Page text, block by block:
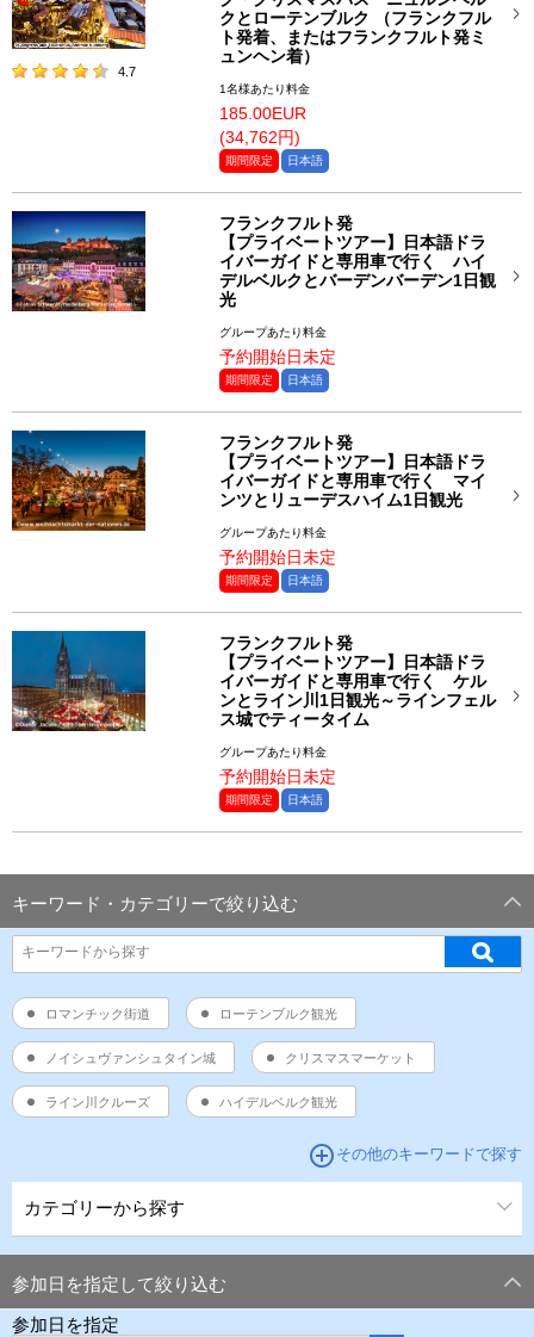
4.7
クとローテンブルク （フランクフル
ト発着、またはフランクフルト発ミ
ュンヘン着）
1名様あたり料金
185.00EUR
(34,762円)
期間限定 日本語
フランクフルト発
【プライベートツアー】日本語ドラ
イバーガイドと専用車で行く ハイ
デルベルクとバーデンバーデン1日観
光
グループあたり料金
予約開始日未定
期間限定 日本語
フランクフルト発
【プライベートツアー】日本語ドラ
イバーガイドと専用車で行く マイ
ンツとリューデスハイム1日観光
グループあたり料金
予約開始日未定
期間限定 日本語
フランクフルト発
【プライベートツアー】日本語ドラ
イバーガイドと専用車で行く ケル
ンとライン川1日観光～ラインフェル
ス城でティータイム
グループあたり料金
予約開始日未定
期間限定 日本語
キーワード・カテゴリーで絞り込む
ロマンチック街道 ローテンブルク観光
ノイシュヴァンシュタイン城 クリスマスマーケット
ライン川クルーズ ハイデルベルク観光
add_circle_outline その他のキーワードで探す
カテゴリーから探す
参加日を指定して絞り込む
参加日を指定